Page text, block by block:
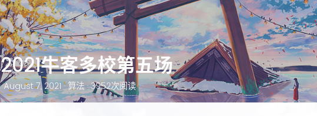
2021牛客多校第五场
August 7, 2021 ·算法· 3952次阅读